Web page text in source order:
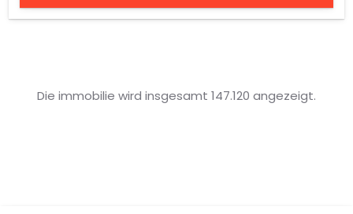
Die immobilie wird insgesamt 147.120 angezeigt.